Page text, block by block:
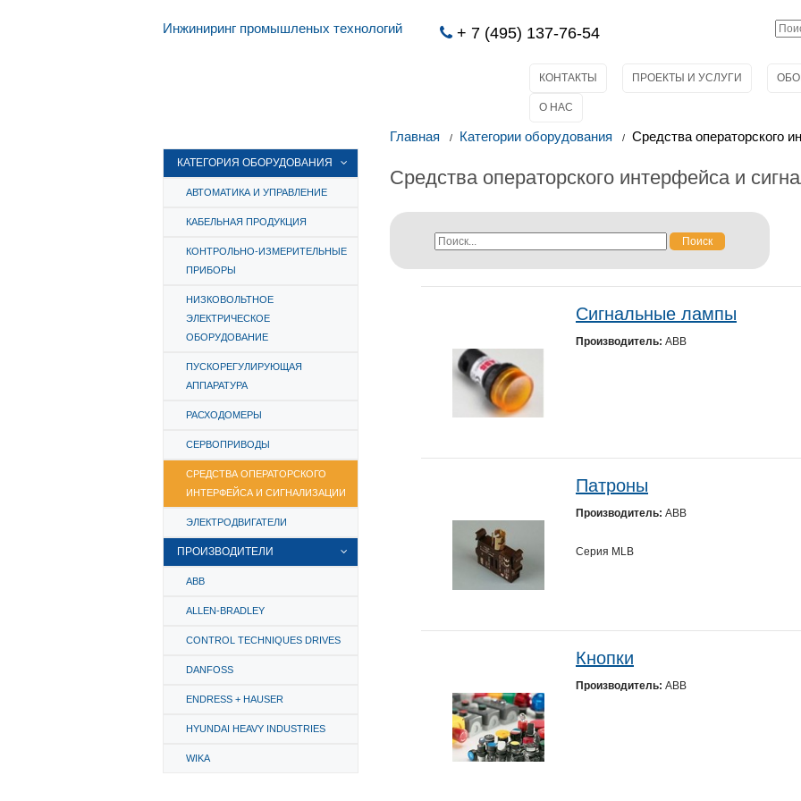
Инжиниринг промышленых технологий + 7 (495) 137-76-54
КОНТАКТЫ ПРОЕКТЫ И УСЛУГИ
О НАС
КАТЕГОРИЯ ОБОРУДОВАНИЯ
АВТОМАТИКА И УПРАВЛЕНИЕ
КАБЕЛЬНАЯ ПРОДУКЦИЯ
КОНТРОЛЬНО-ИЗМЕРИТЕЛЬНЫЕ
ПРИБОРЫ
НИЗКОВОЛЬТНОЕ
ЭЛЕКТРИЧЕСКОЕ
ОБОРУДОВАНИЕ
ПУСКОРЕГУЛИРУЮЩАЯ
АППАРАТУРА
РАСХОДОМЕРЫ
СЕРВОПРИВОДЫ
СРЕДСТВА ОПЕРАТОРСКОГО
ИНТЕРФЕЙСА И СИГНАЛИЗАЦИИ
ЭЛЕКТРОДВИГАТЕЛИ
ПРОИЗВОДИТЕЛИ
ABB
ALLEN-BRADLEY
CONTROL TECHNIQUES DRIVES
DANFOSS
ENDRESS + HAUSER
HYUNDAI HEAVY INDUSTRIES
WIKA
Главная Категории оборудования Средства операторского
Средства операторского интерфейса и
Поиск
Сигнальные лампы
Производитель: ABB
Патроны
Производитель: ABB
Серия МLВ
Кнопки
Производитель: ABB